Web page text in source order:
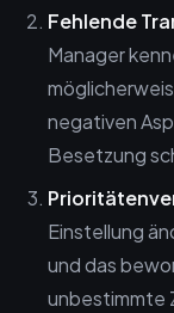
Fehlende
Manager
negativen
Besetzung
Einstellung
und das
unbestimmte